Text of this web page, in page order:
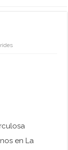
en La